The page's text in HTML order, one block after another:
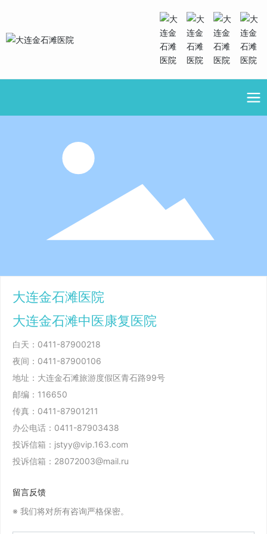
大连金石滩医院
大连金石滩中医康复医院
白天： 0411-87900218
夜间： 0411-87900106
地址：大连金石滩旅游度假区青石路99号
邮编：116650
传真：0411-87901211
办公电话： 0411-87903438
投诉信箱： jstyy@vip.163.com
投诉信箱： 28072003@mail.ru
留言反馈
※ 我们将对所有咨询严格保密。